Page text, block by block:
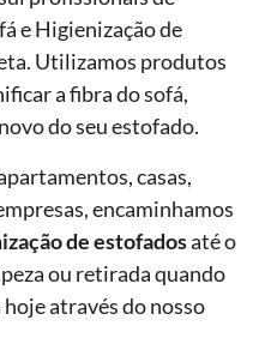
e Higienização de
Utilizamos produtos
a fibra do sofá,
do seu estofado.
casas,
encaminhamos
de estofadosaté o
ou retirada quando
através do nosso